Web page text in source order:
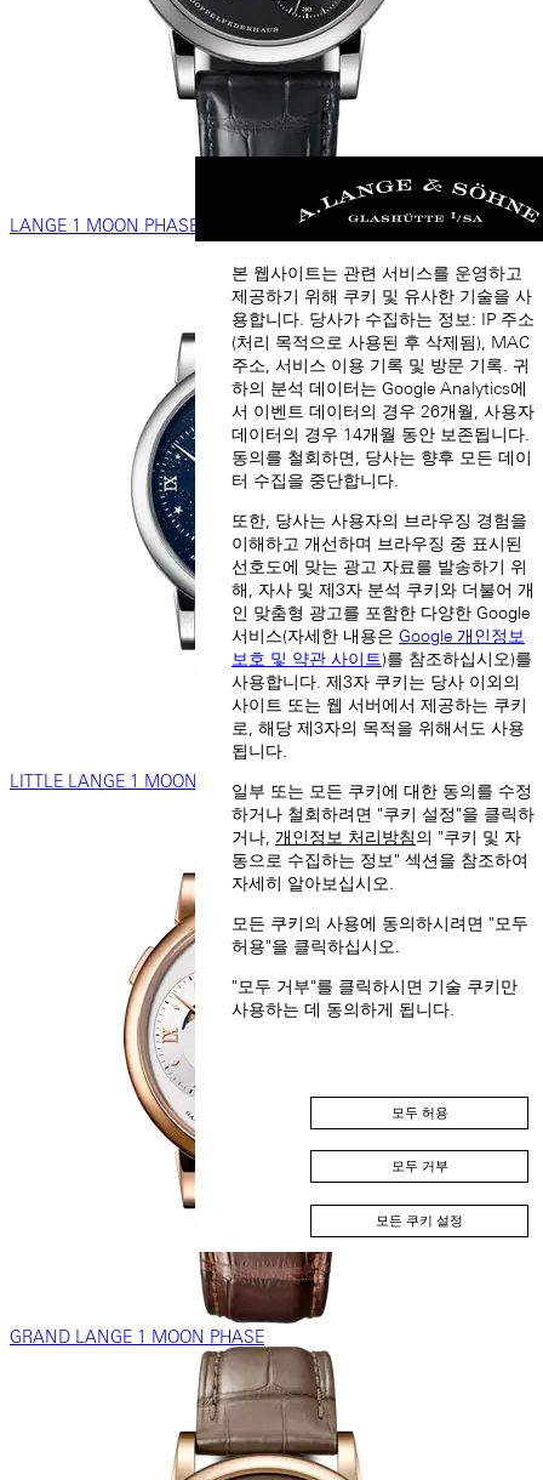
LANGE 1 MOON PHASE
LITTLE LANGE 1 MOON PHASE
GRAND LANGE 1 MOON PHASE
본 웹사이트는 관련 서비스를 운영하고
제공하기 위해 쿠키 및 유사한 기술을 사
용합니다. 당사가 수집하는 정보: IP 주소
(처리 목적으로 사용된 후 삭제됨), MAC
주소, 서비스 이용 기록 및 방문 기록. 귀
하의 분석 데이터는 Google Analytics에
서 이벤트 데이터의 경우 26개월, 사용자
데이터의 경우 14개월 동안 보존됩니다.
동의를 철회하면, 당사는 향후 모든 데이
터 수집을 중단합니다.
또한, 당사는 사용자의 브라우징 경험을
이해하고 개선하며 브라우징 중 표시된
선호도에 맞는 광고 자료를 발송하기 위
해, 자사 및 제3자 분석 쿠키와 더불어 개
인 맞춤형 광고를 포함한 다양한 Google
서비스(자세한 내용은 Google 개인정보
보호 및 약관 사이트)를 참조하십시오)를
사용합니다. 제3자 쿠키는 당사 이외의
사이트 또는 웹 서버에서 제공하는 쿠키
로, 해당 제3자의 목적을 위해서도 사용
됩니다.
일부 또는 모든 쿠키에 대한 동의를 수정
하거나 철회하려면 "쿠키 설정"을 클릭하
거나, 개인정보 처리방침의 "쿠키 및 자
동으로 수집하는 정보" 섹션을 참조하여
자세히 알아보십시오.
모든 쿠키의 사용에 동의하시려면 "모두
허용"을 클릭하십시오.
"모두 거부"를 클릭하시면 기술 쿠키만
사용하는 데 동의하게 됩니다.
모두 허용
모두 거부
모든 쿠키 설정